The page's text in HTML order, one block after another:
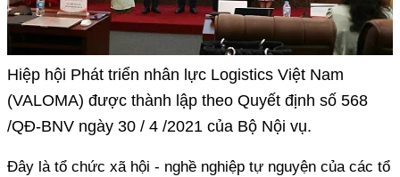
Hiệp hội Phát triển nhân lực Logistics Việt Nam
(VALOMA) được thành lập theo Quyết định số 568
/QĐ-BNV ngày 30 / 4 /2021 của Bộ Nội vụ.
Đây là tổ chức xã hội - nghề nghiệp tự nguyện của các tổ